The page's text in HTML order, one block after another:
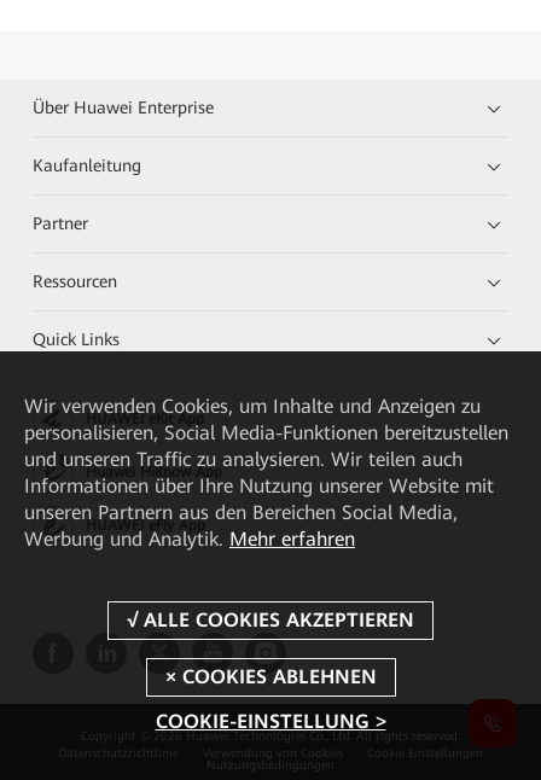
Über Huawei Enterprise
Kaufanleitung
Partner
Ressourcen
Quick Links
HUAWEI eKit App
Huawei HiKnow App
HUAWEI eFly App
Copyright © 2026 Huawei Technologies Co., Ltd. All rights reserved.
Datenschutzrichtlinie
Verwendung von Cookies
Cookie Einstellungen
Nutzungsbedingungen
Wir verwenden Cookies, um Inhalte und Anzeigen zu
personalisieren, Social Media-Funktionen bereitzustellen
und unseren Traffic zu analysieren. Wir teilen auch
Informationen über Ihre Nutzung unserer Website mit
unseren Partnern aus den Bereichen Social Media,
Werbung und Analytik. Mehr erfahren
COOKIE-EINSTELLUNG >